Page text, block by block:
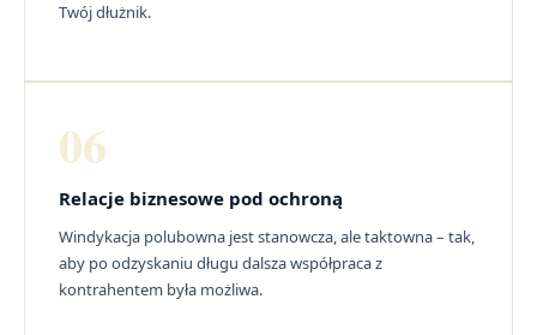
Twój dłużnik.
06
Relacje biznesowe pod ochroną
Windykacja polubowna jest stanowcza, ale taktowna – tak,
aby po odzyskaniu długu dalsza współpraca z
kontrahentem była możliwa.